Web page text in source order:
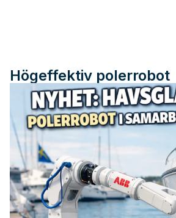
Högeffektiv polerrobot